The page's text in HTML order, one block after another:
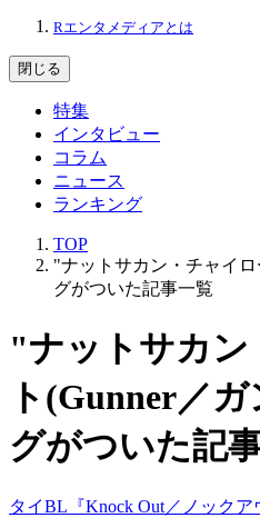
Rエンタメディアとは
閉じる
特集
インタビュー
コラム
ニュース
ランキング
TOP
"ナットサカン・チャイ
グがついた記事一覧
"ナットサカン
ト(Gunner／
グがついた記
タイBL『Knock Out／ノック